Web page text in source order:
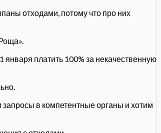
отходами, потому что про них
января платить 100% за некачественную
в компетентные органы и хотим